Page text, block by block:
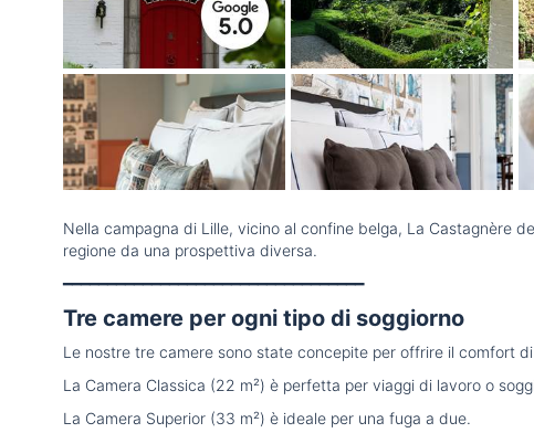
Nella campagna di Lille, vicino al confine belga, La Castagnère
regione da una prospettiva diversa.
━━━━━━━━━━━━━━━━━━━━━━━━━━━━━━━━━━
Tre camere per ogni tipo di soggiorno
Le nostre tre camere sono state concepite per offrire il comfort
La Camera Classica (22 m²) è perfetta per viaggi di lavoro o
La Camera Superior (33 m²) è ideale per una fuga a due.